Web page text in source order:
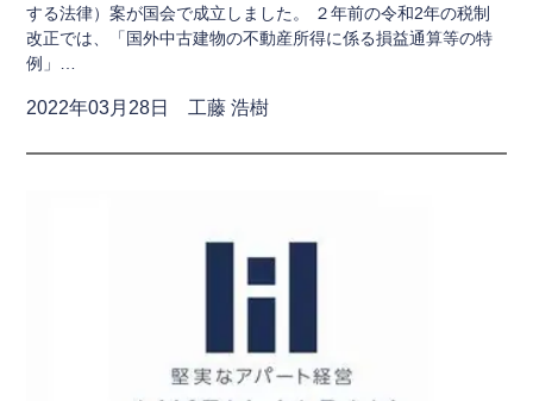
する法律）案が国会で成立しました。 ２年前の令和2年の税制
改正では、「国外中古建物の不動産所得に係る損益通算等の特
例」…
2022年03月28日 工藤 浩樹